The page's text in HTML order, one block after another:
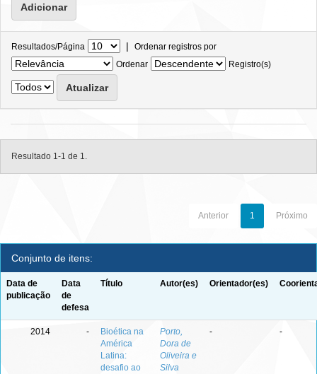
Resultados/Página | Ordenar registros por
Ordenar
Registro(s)
Resultado 1-1 de 1.
Anterior 1 Próximo
Conjunto de itens:
Data de
publicação
Data
de
defesa
Título Autor(es) Orientador(es)
2014 -
Bioética na
América
Latina:
desafio ao
Porto,
Dora de
Oliveira e
Silva
- -